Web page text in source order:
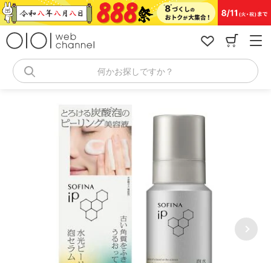
コ
ン
何かお探しですか？